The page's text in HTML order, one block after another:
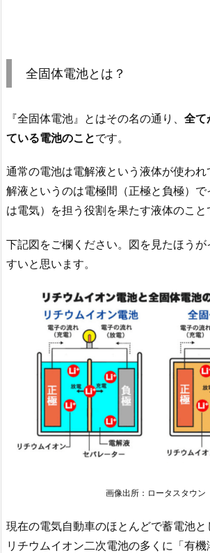
全固体電池とは？
『全固体電池』とはその名の通り、 全て
ている電池のことです。
通常の電池は電解液という液体が使わ
解液というのは電極間（正極と負極）
は電気）を担う役割を果たす液体のこと
下記図をご欄ください。図を見たほう
すいと思います。
画像出所：ロータスタウン
現在の電気自動車のほとんどで蓄電池と
リチウムイオン二次電池の多くに「有